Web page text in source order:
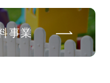
事業